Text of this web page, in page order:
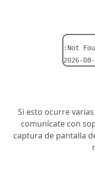
:Not
2026-
Si esto ocurre
comunícate con
captura de pantalla